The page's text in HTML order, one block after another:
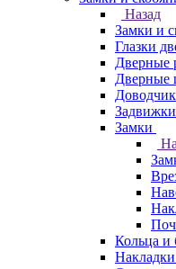
Назад
Замки и
Глазки
Дверные
Дверные
Замки
Кольца и